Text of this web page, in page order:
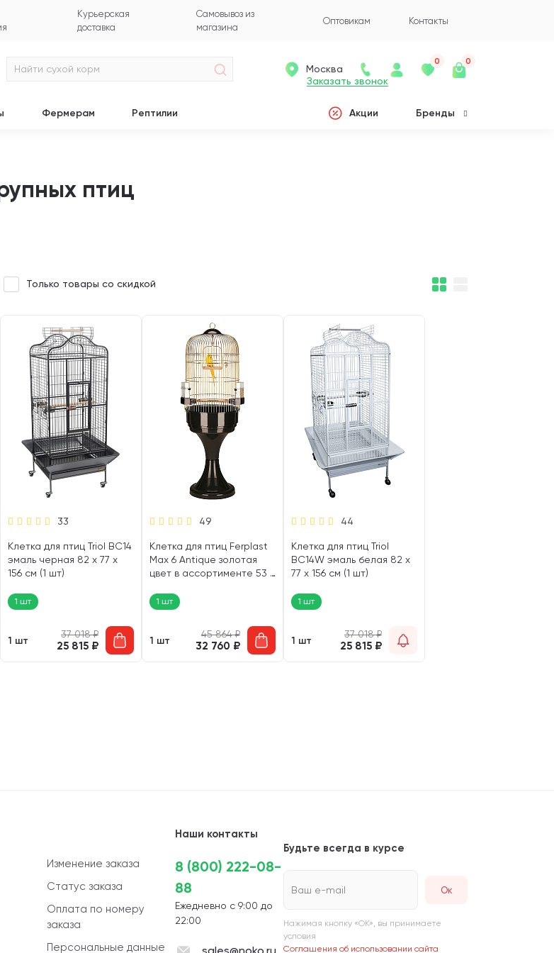
Курьерская
доставка
Самовывоз из
магазина
Оптовикам Контакты
Заказать звонок
Москва
0 0
Фермерам Рептилии Акции Бренды
птиц
Только товары со скидкой
33
Клетка для птиц Triol BC14
эмаль черная 82 х 77 х
156 см (1 шт)
1 шт
1 шт
37 018₽
25 815 ₽
49
Клетка для птиц Ferplast
Max 6 Antique золотая
цвет в ассортименте 53 х
1 шт
1 шт
45 864₽
32 760 ₽
44
Клетка для птиц Triol
BC14W эмаль белая 82 х
77 х 156 см (1 шт)
1 шт
1 шт
37 018₽
25 815 ₽
Изменение заказа
Статус заказа
Оплата по номеру
заказа
Персональные данные
Наши контакты
8 (800) 222-08-
88
Ежедневно с 9:00 до
22:00
Будьте всегда в курсе
Ваш e-mail
Нажимая кнопку «ОК», вы принимаете
условия
Соглашения об использовании сайта